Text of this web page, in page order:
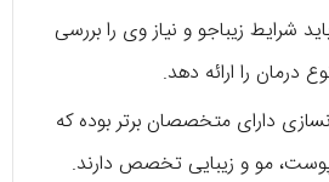
شرایط زیباجو و نیاز وی را بررسی
درمان را ارائه دهد.
دارای متخصصان برتر بوده که
مو و زیبایی تخصص دارند.